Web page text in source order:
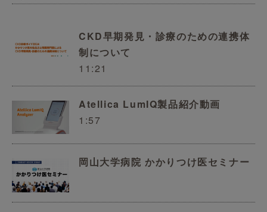
CKD早期発見・診療のための連携体
制について
11:21
Atellica LumIQ製品紹介動画
1:57
岡山大学病院 かかりつけ医セミナー